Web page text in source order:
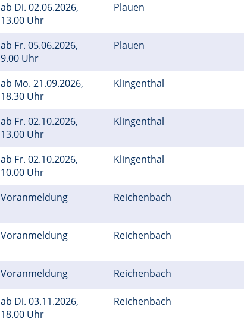
ab Di. 02.06.2026,
13.00 Uhr
Plauen
ab Fr. 05.06.2026,
9.00 Uhr
Plauen
ab Mo. 21.09.2026,
18.30 Uhr
Klingenthal
ab Fr. 02.10.2026,
13.00 Uhr
Klingenthal
ab Fr. 02.10.2026,
10.00 Uhr
Klingenthal
Voranmeldung Reichenbach
Voranmeldung Reichenbach
Voranmeldung Reichenbach
ab Di. 03.11.2026,
18.00 Uhr
Reichenbach